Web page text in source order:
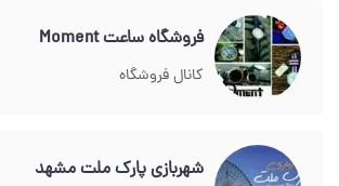
فروشگاه ساعت Moment
کانال فروشگاه
شهربازی پارک ملت مشهد